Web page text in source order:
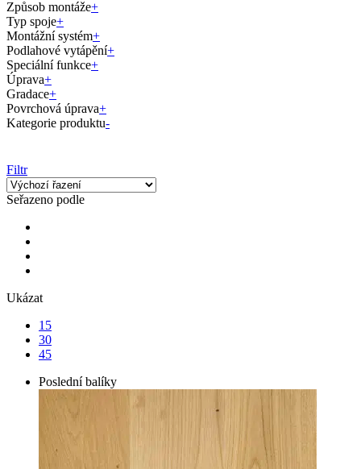
Způsob montáže+
Typ spoje+
Montážní systém+
Podlahové vytápění+
Speciální funkce+
Úprava+
Gradace+
Povrchová úprava+
Kategorie produktu-
Filtr
Seřazeno podle
Ukázat
15
30
45
Poslední balíky